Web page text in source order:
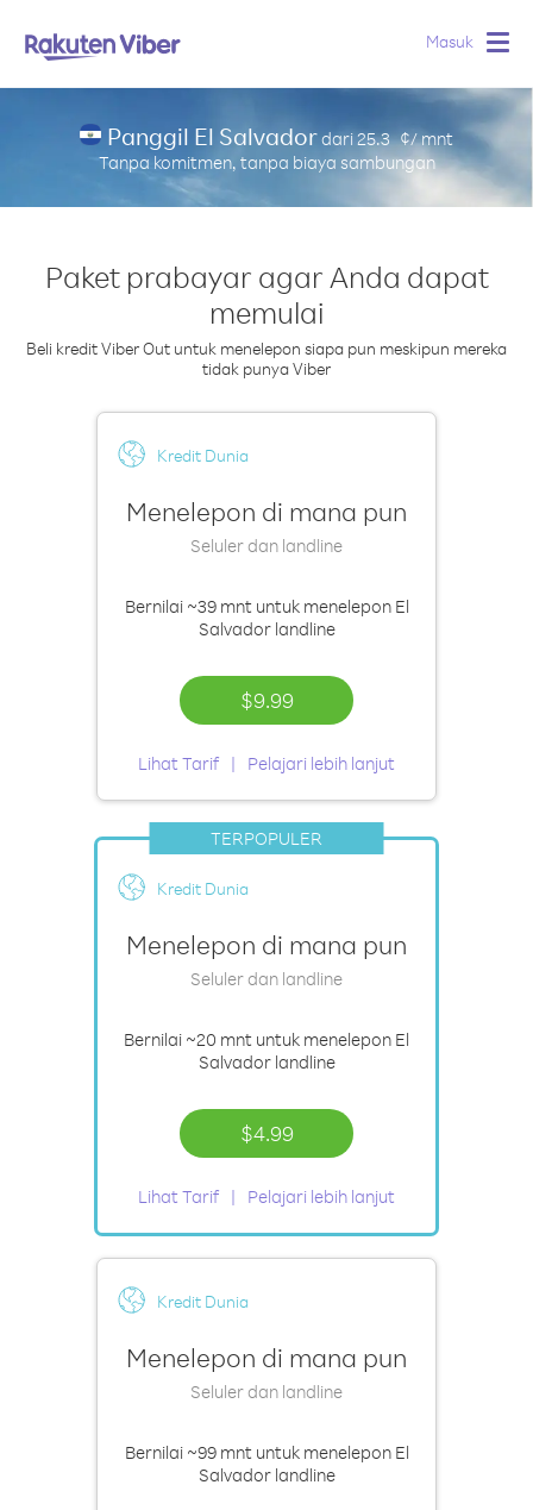
Masuk
Panggil El Salvadordari25.3 ¢/ mnt
Tanpa komitmen, tanpa biaya sambungan
Paket prabayar agar Anda dapat
memulai
Beli kredit Viber Out untuk menelepon siapa pun meskipun mereka
tidak punya Viber
Kredit Dunia
Menelepon di mana pun
Seluler dan landline
Bernilai ~39 mntuntuk menelepon El
Salvador landline
$9.99
Lihat Tarif Pelajari lebih lanjut
TERPOPULER
Kredit Dunia
Menelepon di mana pun
Seluler dan landline
Bernilai ~20 mnt untuk menelepon El
Salvador landline
$4.99
Lihat Tarif Pelajari lebih lanjut
Kredit Dunia
Menelepon di mana pun
Seluler dan landline
Bernilai ~99 mntuntuk menelepon El
Salvador landline